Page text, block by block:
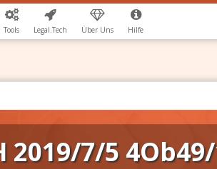
Tools Legal.Tech Über Uns Hilfe
2019/7/5